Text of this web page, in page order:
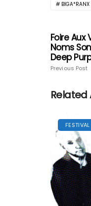
BIGA*RANX
Foire Aux
Noms
Deep
Previous Post
Related
FESTIVAL